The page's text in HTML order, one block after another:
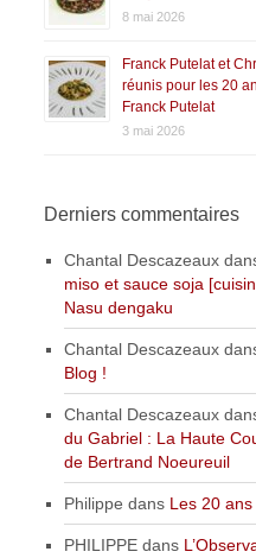
8 mai 2026
Franck Putelat et
réunis pour les 20
Franck Putelat
3 mai 2026
Derniers commentaires
Chantal Descazeaux
miso et sauce soja
Nasu dengaku
Chantal Descazeaux
Blog !
Chantal Descazeaux
du Gabriel : La Haute
de Bertrand Noeureuil
Philippe dans Les 20
PHILIPPE dans